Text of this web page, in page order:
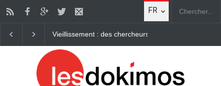
FR
Comment la Marche pour Jésus est devenue la